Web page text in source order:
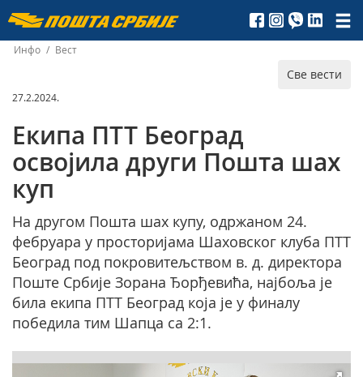
Пошта
Србије
д.о.о.
Инфо / Вест
Све вести
27.2.2024.
Екипа ПТТ Београд
освојила други Пошта шах
куп
На другом Пошта шах купу, одржаном 24.
фебруара у просторијама Шаховског клуба ПТТ
Београд под покровитељством в. д. директора
Поште Србије Зорана Ђорђевића, најбоља је
била екипа ПТТ Београд која је у финалу
победила тим Шапца са 2:1.